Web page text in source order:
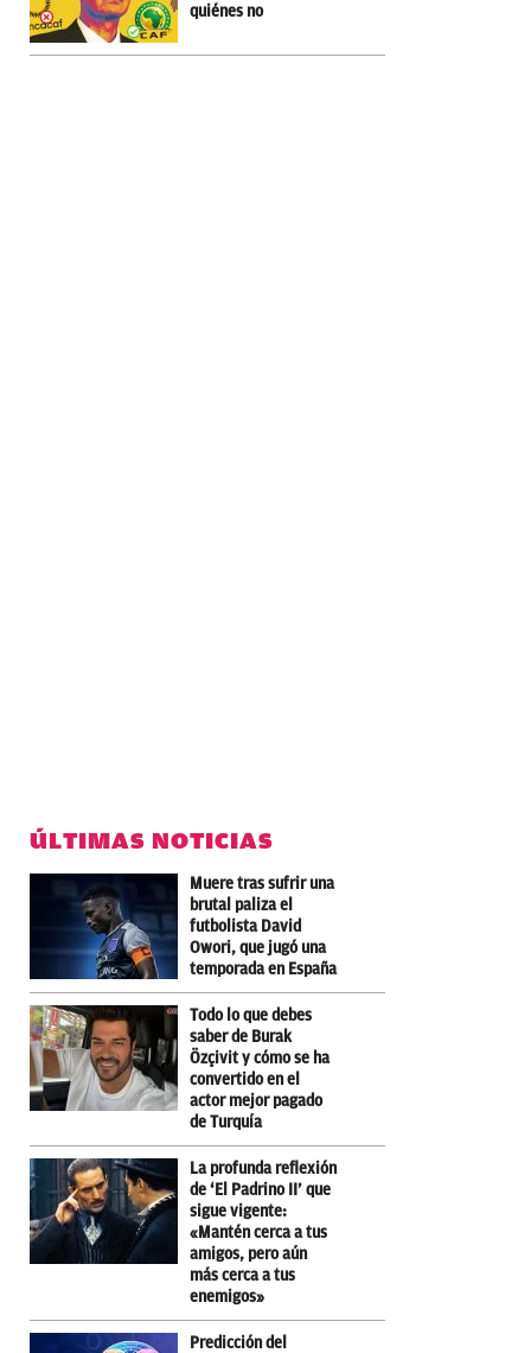
quiénes no
ÚLTIMAS NOTICIAS
Muere tras sufrir una
brutal paliza el
futbolista David
Owori, que jugó una
temporada en España
Todo lo que debes
saber de Burak
Özçivit y cómo se ha
convertido en el
actor mejor pagado
de Turquía
La profunda reflexión
de ‘El Padrino II’ que
sigue vigente:
«Mantén cerca a tus
amigos, pero aún
más cerca a tus
enemigos»
Predicción del